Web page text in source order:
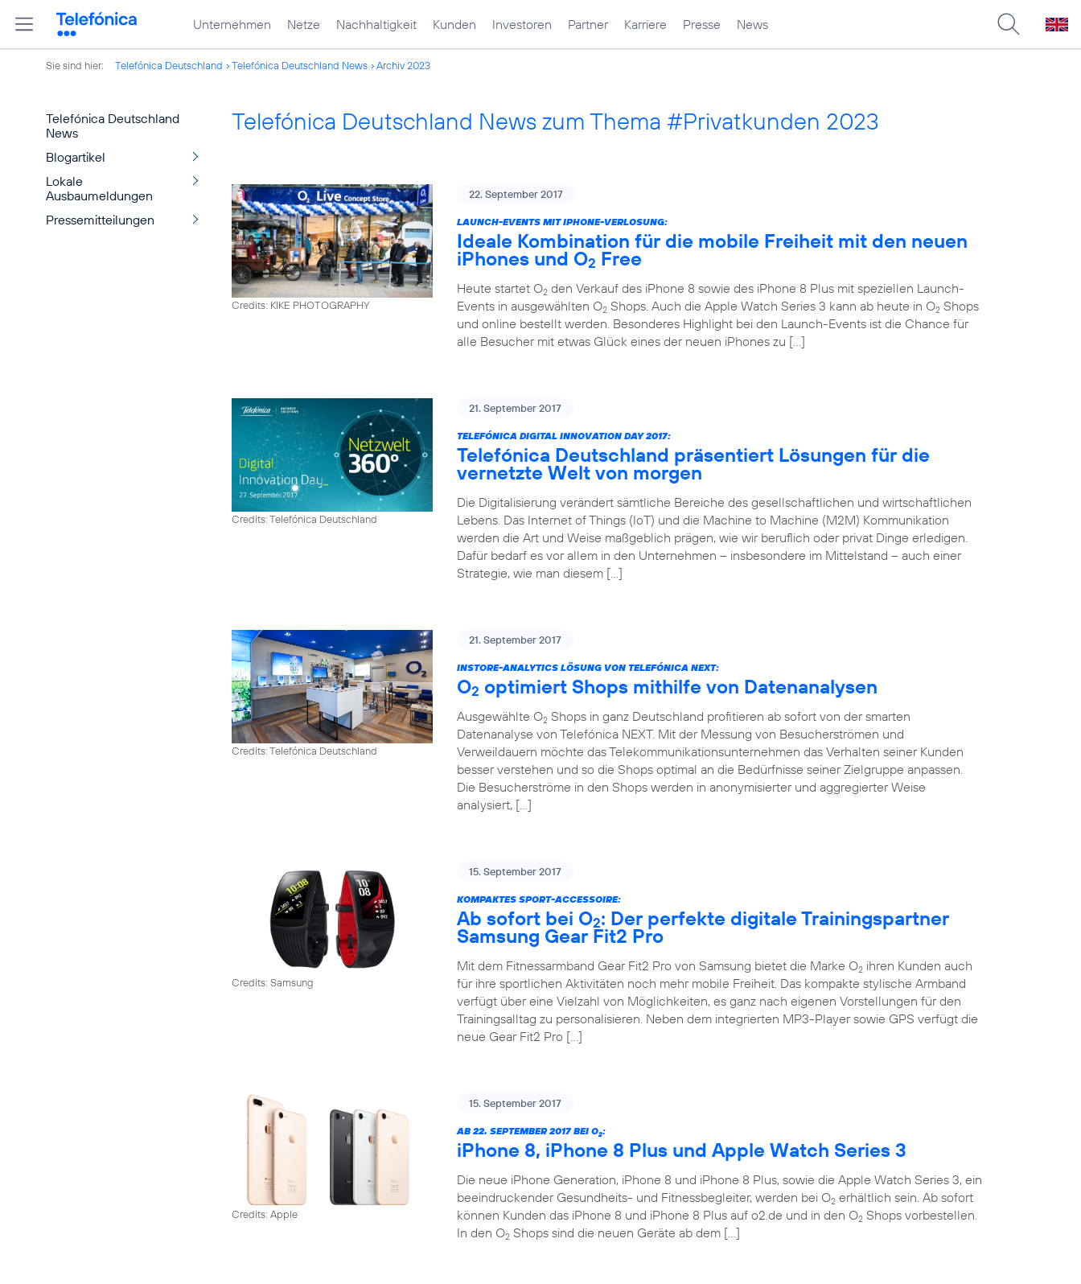
Unternehmen Netze Nachhaltigkeit Kunden Investoren Partner Karriere Presse News
Sie sind hier: Telefónica Deutschland Telefónica Deutschland News Archiv 2023
Telefónica Deutschland
News
Blogartikel
Lokale
Ausbaumeldungen
Pressemitteilungen
Telefónica Deutschland News zum Thema #Privatkunden 2023
Credits: KIKE PHOTOGRAPHY
22. September 2017
LAUNCH-EVENTS MIT IPHONE-VERLOSUNG:
Ideale Kombination für die mobile Freiheit mit den neuen
iPhones und O2 Free
Heute startet O2 den Verkauf des iPhone 8 sowie des iPhone 8 Plus mit speziellen Launch-
Events in ausgewählten O2 Shops. Auch die Apple Watch Series 3 kann ab heute in O2 Shops
und online bestellt werden. Besonderes Highlight bei den Launch-Events ist die Chance für
alle Besucher mit etwas Glück eines der neuen iPhones zu […]
Credits: Telefónica Deutschland
21. September 2017
TELEFÓNICA DIGITAL INNOVATION DAY 2017:
Telefónica Deutschland präsentiert Lösungen für die
vernetzte Welt von morgen
Die Digitalisierung verändert sämtliche Bereiche des gesellschaftlichen und wirtschaftlichen
Lebens. Das Internet of Things (IoT) und die Machine to Machine (M2M) Kommunikation
werden die Art und Weise maßgeblich prägen, wie wir beruflich oder privat Dinge erledigen.
Dafür bedarf es vor allem in den Unternehmen – insbesondere im Mittelstand – auch einer
Strategie, wie man diesem […]
Credits: Telefónica Deutschland
21. September 2017
INSTORE-ANALYTICS LÖSUNG VON TELEFÓNICA NEXT:
O2 optimiert Shops mithilfe von Datenanalysen
Ausgewählte O2 Shops in ganz Deutschland profitieren ab sofort von der smarten
Datenanalyse von Telefónica NEXT. Mit der Messung von Besucherströmen und
Verweildauern möchte das Telekommunikationsunternehmen das Verhalten seiner Kunden
besser verstehen und so die Shops optimal an die Bedürfnisse seiner Zielgruppe anpassen.
Die Besucherströme in den Shops werden in anonymisierter und aggregierter Weise
analysiert, […]
Credits: Samsung
15. September 2017
KOMPAKTES SPORT-ACCESSOIRE:
Ab sofort bei O2: Der perfekte digitale Trainingspartner
Samsung Gear Fit2 Pro
Mit dem Fitnessarmband Gear Fit2 Pro von Samsung bietet die Marke O2 ihren Kunden auch
für ihre sportlichen Aktivitäten noch mehr mobile Freiheit. Das kompakte stylische Armband
verfügt über eine Vielzahl von Möglichkeiten, es ganz nach eigenen Vorstellungen für den
Trainingsalltag zu personalisieren. Neben dem integrierten MP3-Player sowie GPS verfügt die
neue Gear Fit2 Pro […]
Credits: Apple
15. September 2017
AB 22. SEPTEMBER 2017 BEI O2:
iPhone 8, iPhone 8 Plus und Apple Watch Series 3
Die neue iPhone Generation, iPhone 8 und iPhone 8 Plus, sowie die Apple Watch Series 3, ein
beeindruckender Gesundheits- und Fitnessbegleiter, werden bei O2 erhältlich sein. Ab sofort
können Kunden das iPhone 8 und iPhone 8 Plus auf o2.de und in den O2 Shops vorbestellen.
In den O2 Shops sind die neuen Geräte ab dem […]